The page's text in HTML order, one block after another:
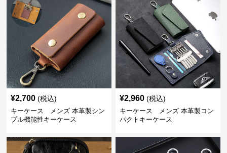
¥2,700 (税込)
キーケース メンズ 本革製シン
プル機能性キーケース
¥2,960 (税込)
キーケース メンズ 本革製コン
パクトキーケース